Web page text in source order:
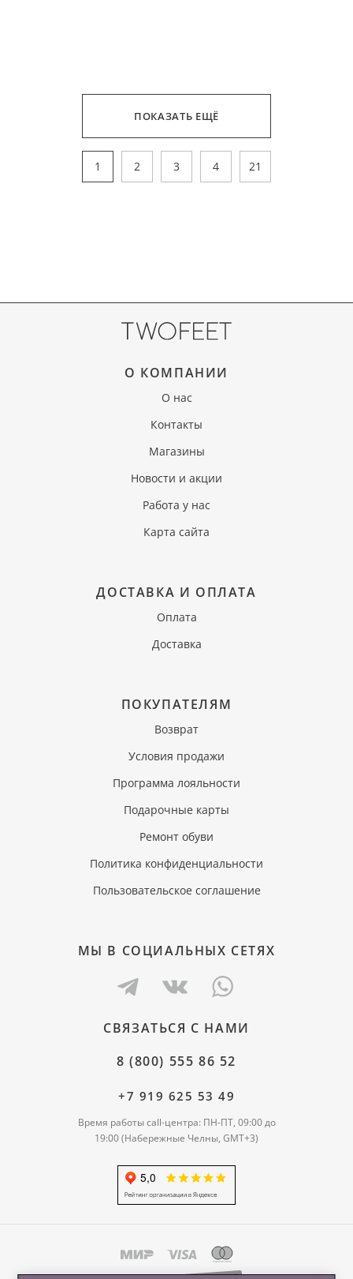
ПОКАЗАТЬ ЕЩЁ
1 2 3 4 21
О КОМПАНИИ
О нас
Контакты
Магазины
Новости и акции
Работа у нас
Карта сайта
ДОСТАВКА И ОПЛАТА
Оплата
Доставка
ПОКУПАТЕЛЯМ
Возврат
Условия продажи
Программа лояльности
Подарочные карты
Ремонт обуви
Политика конфиденциальности
Пользовательское соглашение
МЫ В СОЦИАЛЬНЫХ СЕТЯХ
СВЯЗАТЬСЯ С НАМИ
8 (800) 555 86 52
+7 919 625 53 49
Время работы call-центра: ПН-ПТ, 09:00 до
19:00 (Набережные Челны, GMT+3)